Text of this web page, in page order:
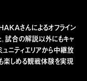
さんによるオフライン
試合の解説以外にもキャ
ニティエリアから中継放
楽しめる観戦体験を実現